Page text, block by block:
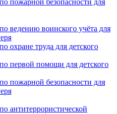
пожарной безопасности для
ведению воинского учёта для
охране труда для детского
первой помощи для детского
пожарной безопасности для
антитеррористической